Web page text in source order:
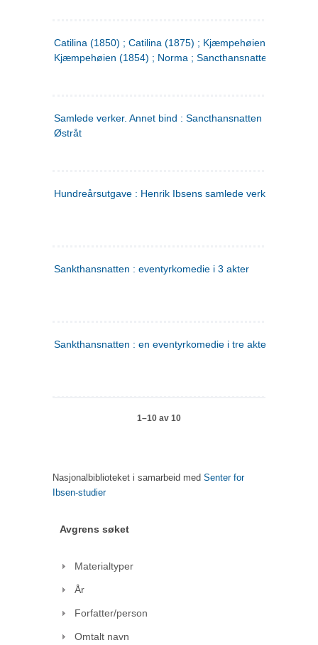
Catilina (1850) ; Catilina (1875) ; Kjæmpehøien (1850) ;
Kjæmpehøien (1854) ; Norma ; Sancthansnatten
Samlede verker. Annet bind : Sancthansnatten ; Fru Inger
Østråt
Hundreårsutgave : Henrik Ibsens samlede verker. 2
Sankthansnatten : eventyrkomedie i 3 akter
Sankthansnatten : en eventyrkomedie i tre akter
1–10 av 10
Nasjonalbiblioteket i samarbeid med Senter for
Ibsen-studier
Avgrens søket
Materialtyper
År
Forfatter/person
Omtalt navn